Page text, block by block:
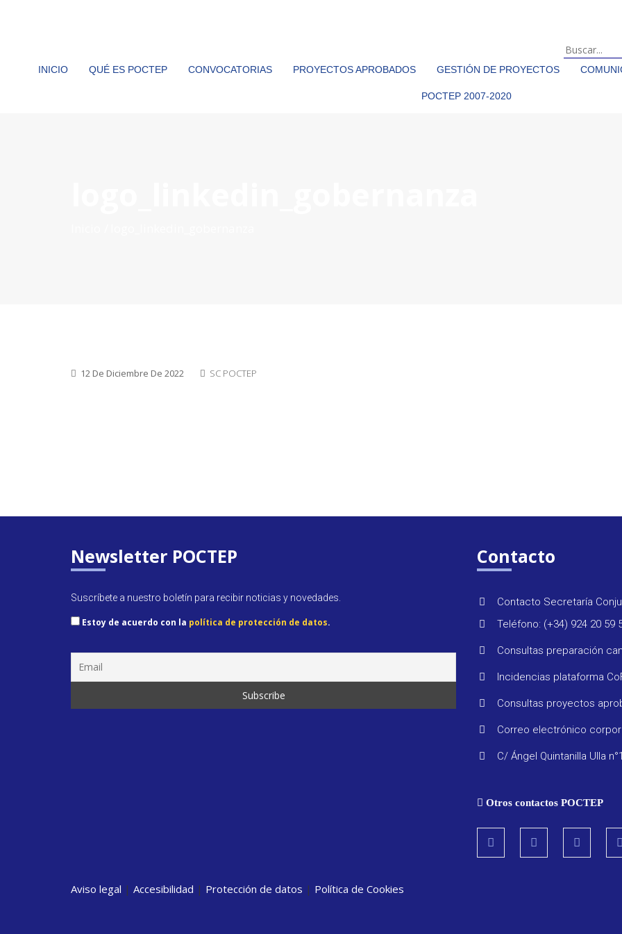
INICIO QUÉ ES POCTEP CONVOCATORIAS PROYECTOS APROBADOS GESTIÓN DE PROYECTOS
POCTEP 2007-2020
12 De Diciembre De 2022 SC POCTEP
Newsletter POCTEP
Suscríbete a nuestro boletín para recibir noticias y novedades.
Estoy de acuerdo con la política de protección de datos.
Contacto
Contacto Secretaría
Teléfono: (+34) 924 20 59
Consultas preparación
Incidencias plataforma
Consultas proyectos
Correo electrónico
C/ Ángel Quintanilla Ulla
Otros contactos POCTEP
Aviso legal | Accesibilidad | Protección de datos | Política de Cookies